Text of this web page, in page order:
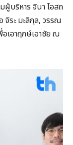
ผู้บริหาร จินา โอสถ
จิระ มะลิกุล, วรรณ
เอาฤกษ์เอาชัย ณ